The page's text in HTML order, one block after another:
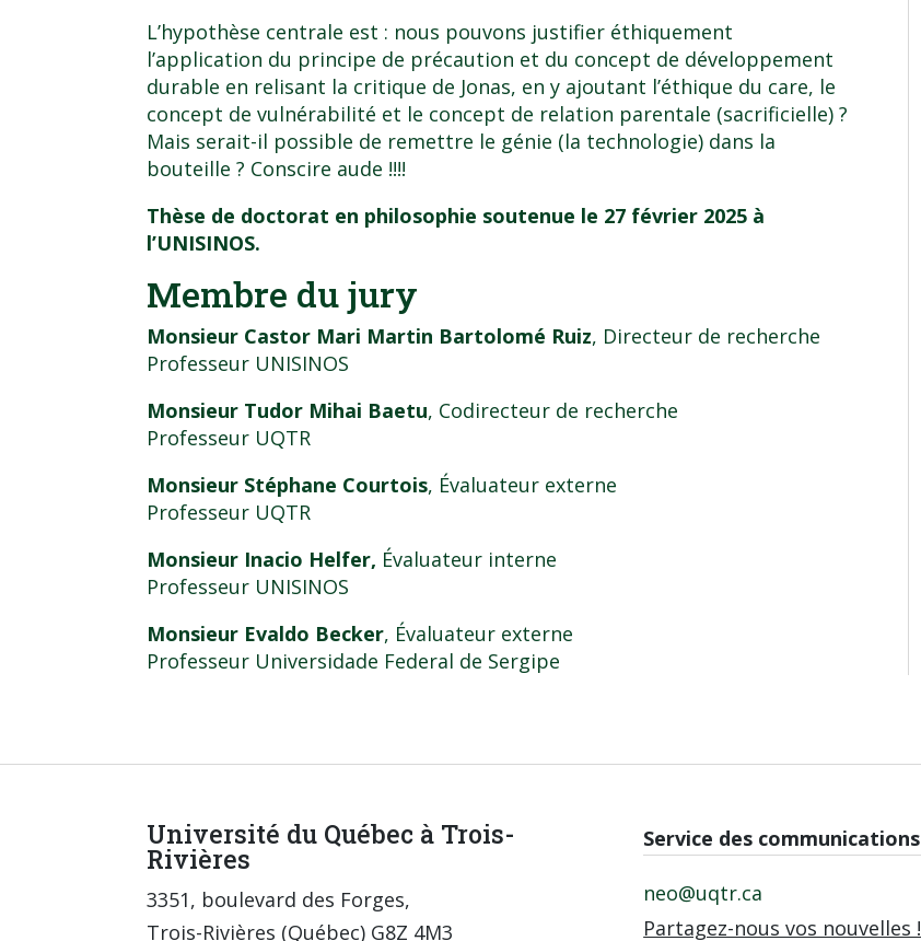
L’hypothèse centrale est : nous pouvons justifier éthiquement
l’application du principe de précaution et du concept de développement
durable en relisant la critique de Jonas, en y ajoutant l’éthique du care, le
concept de vulnérabilité et le concept de relation parentale (sacrificielle) ?
Mais serait-il possible de remettre le génie (la technologie) dans la
bouteille ? Conscire aude !!!!
Thèse de doctorat en philosophie soutenue le 27 février 2025 à
l’UNISINOS.
Membre du jury
Monsieur Castor Mari Martin Bartolomé Ruiz, Directeur de recherche
Professeur UNISINOS
Monsieur Tudor Mihai Baetu, Codirecteur de recherche
Professeur UQTR
Monsieur Stéphane Courtois, Évaluateur externe
Professeur UQTR
Monsieur Inacio Helfer, Évaluateur interne
Professeur UNISINOS
Monsieur Evaldo Becker, Évaluateur externe
Professeur Universidade Federal de Sergipe
Université du Québec à Trois-
Rivières
3351, boulevard des Forges,
Trois-Rivières (Québec) G8Z 4M3
Service des communications
neo@uqtr.ca
Partagez-nous vos nouvelles !